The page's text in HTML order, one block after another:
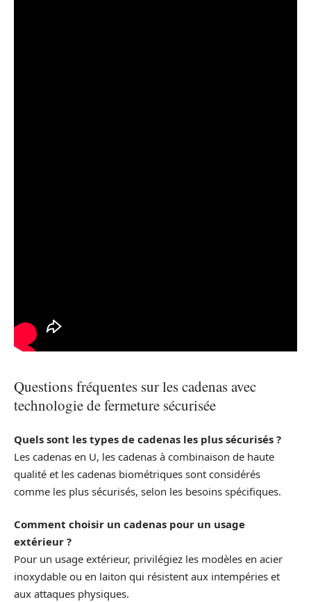
Questions fréquentes sur les cadenas avec
technologie de fermeture sécurisée
Quels sont les types de cadenas les plus sécurisés ?
Les cadenas en U, les cadenas à combinaison de haute
qualité et les cadenas biométriques sont considérés
comme les plus sécurisés, selon les besoins spécifiques.
Comment choisir un cadenas pour un usage
extérieur ?
Pour un usage extérieur, privilégiez les modèles en acier
inoxydable ou en laiton qui résistent aux intempéries et
aux attaques physiques.